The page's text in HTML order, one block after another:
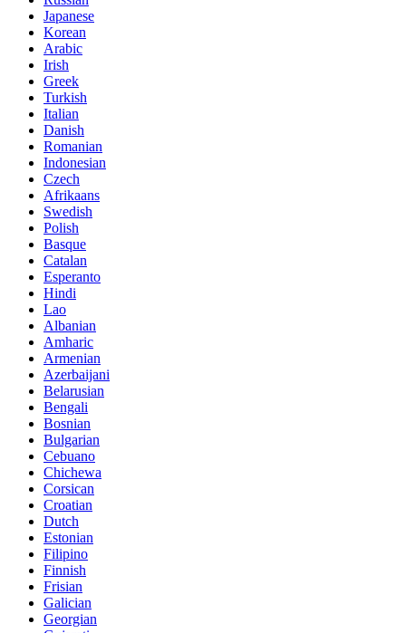
Japanese
Korean
Arabic
Irish
Greek
Turkish
Italian
Danish
Romanian
Indonesian
Czech
Afrikaans
Swedish
Polish
Basque
Catalan
Esperanto
Hindi
Lao
Albanian
Amharic
Armenian
Azerbaijani
Belarusian
Bengali
Bosnian
Bulgarian
Cebuano
Chichewa
Corsican
Croatian
Dutch
Estonian
Filipino
Finnish
Frisian
Galician
Georgian